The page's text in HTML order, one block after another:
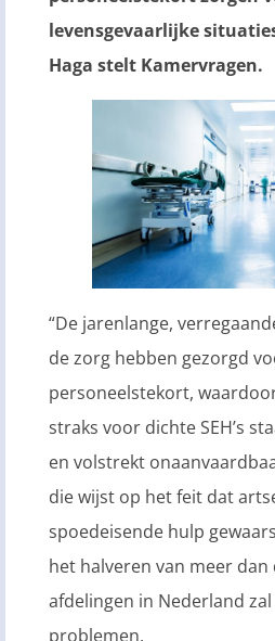
levensgevaarlijke
Haga stelt Kamervragen.
“De jarenlange,
de zorg hebben gezorgd
personeelstekort,
straks voor dichte SEH’s
en volstrekt
die wijst op het feit dat
spoedeisende hulp
het halveren van meer dan
afdelingen in Nederland
problemen.